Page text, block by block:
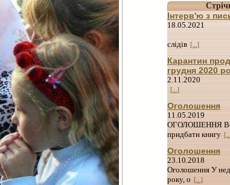
Інтерв'ю з
18.05.2021
«Час
слідів [...]
Карантин
грудня 2020
2.11.2020
[...]
Оголошення
11.05.2019
ОГОЛОШЕННЯ
придбати книгу
Оголошення
23.10.2018
Оголошення У
року, о [...]